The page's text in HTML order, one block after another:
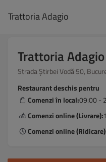
Trattoria Adagio
Trattoria Adagio
Strada Știrbei Vodă 50,
Restaurant deschis pentru
Comenzi în local:09:00 -
Comenzi online (Livrare):
Comenzi online